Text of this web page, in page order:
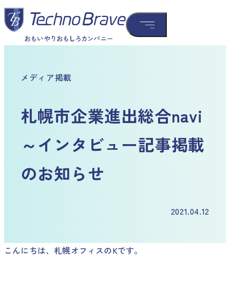
メディア掲載
札幌市企業進出総合navi
～インタビュー記事掲載
のお知らせ
2021.04.12
こんにちは、札幌オフィスのKです。